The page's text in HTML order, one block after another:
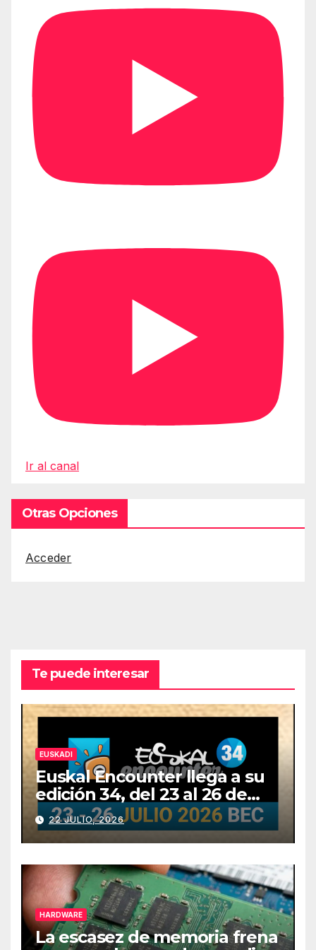
Ir al canal
Otras Opciones
Acceder
Te puede interesar
EUSKADI
Euskal Encounter llega a su
edición 34, del 23 al 26 de
julio
22 JULIO, 2026
HARDWARE
La escasez de memoria frena